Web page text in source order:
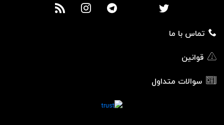
تماس با ما
قوانین
سوالات متداول